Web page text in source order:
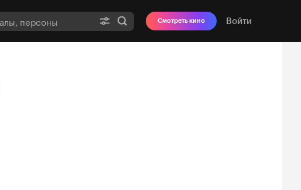
Смотреть кино Войти